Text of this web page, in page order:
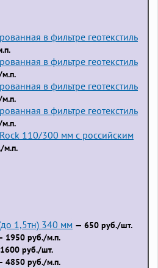
в фильтре геотекстиль
в фильтре геотекстиль
в фильтре геотекстиль
в фильтре геотекстиль
110/300 мм с российским
м.п.
1,5тн) 340 мм — 650 руб./шт.
1950 руб./м.п.
руб./шт.
4850 руб./м.п.